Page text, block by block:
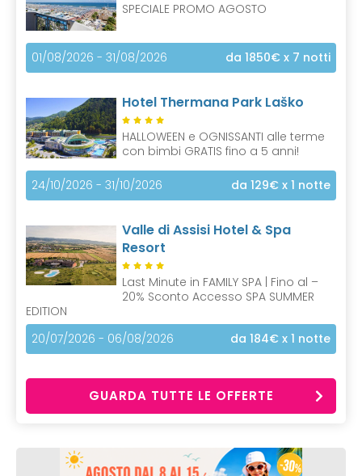
SPECIALE PROMO AGOSTO
01/08/2026 - 31/08/2026 da 1850€ x 7 notti
Hotel Thermana Park Laško
HALLOWEEN e OGNISSANTI alle terme
con bimbi GRATIS fino a 5 anni!
24/10/2026 - 31/10/2026 da 129€ x 1 notte
Valle di Assisi Hotel & Spa
Resort
Last Minute in FAMILY SPA | Fino al –
20% Sconto Accesso SPA SUMMER
EDITION
20/07/2026 - 06/08/2026
da 184€ x 1 notte
GUARDA TUTTE LE OFFERTE